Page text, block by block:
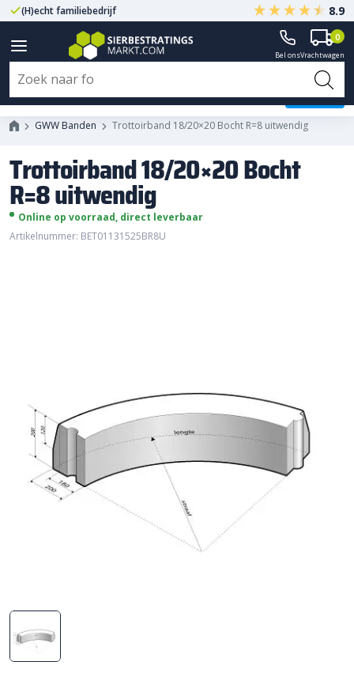
(H)echt familiebedrijf Gegarandeerd A-kwaliteit
8.9
Bel onsVrachtwagen
0
GWW Banden Trottoirband 18/20×20 Bocht R=8 uitwendig
Trottoirband 18/20×20 Bocht
R=8 uitwendig
Online op voorraad, direct leverbaar
Artikelnummer: BET01131525BR8U
Trottoirband 18/20x20 Bocht R=8
uitwendig